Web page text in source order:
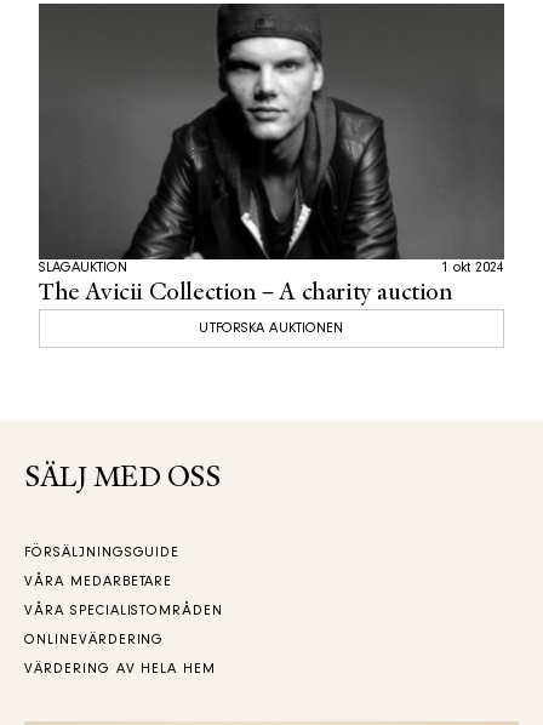
The Avicii Collection – A charity auction
SLAGAUKTION 1 okt 2024
UTFORSKA AUKTIONEN
SÄLJ MED OSS
FÖRSÄLJNINGSGUIDE
VÅRA MEDARBETARE
VÅRA SPECIALISTOMRÅDEN
ONLINEVÄRDERING
VÄRDERING AV HELA HEM